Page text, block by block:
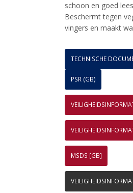
schoon en goed
Beschermt tegen
vingers en maakt
TECHNISCHE
PSR (GB)
MSDS [GB]